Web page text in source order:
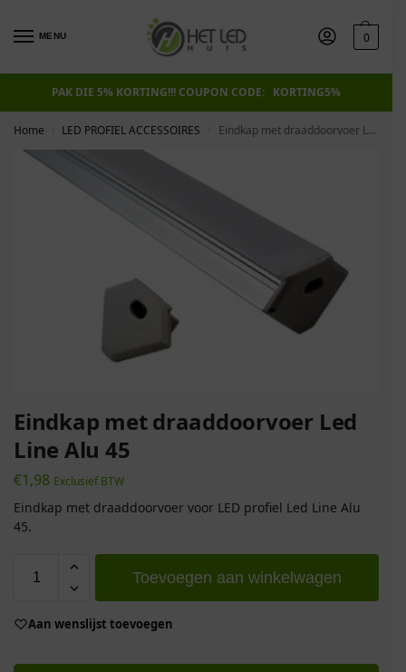
MENU 0
PAK DIE 5% KORTING!!! COUPON CODE: KORTING5%
Home LED PROFIEL ACCESSOIRES Eindkap met draaddoorvoer Led Line Alu 45
Eindkap met draaddoorvoer Led
Line Alu 45
€1,98 Exclusief BTW
Eindkap met draaddoorvoer voor LED profiel Led Line Alu
45.
Toevoegen aan winkelwagen
Aan wenslijst toevoegen